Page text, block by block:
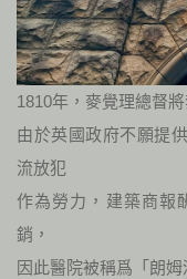
1810年，麥覺理總督
由於英國政府不願提
流放犯
作為勞力，建築商報
銷，
因此醫院被稱爲「朗姆